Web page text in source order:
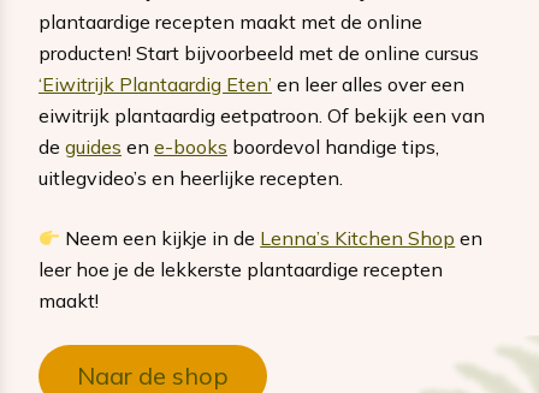
plantaardige recepten maakt met de online
producten! Start bijvoorbeeld met de online cursus
‘Eiwitrijk Plantaardig Eten’ en leer alles over een
eiwitrijk plantaardig eetpatroon. Of bekijk een van
de guides en e-books boordevol handige tips,
uitlegvideo’s en heerlijke recepten.
Neem een kijkje in de Lenna’s Kitchen Shop en
leer hoe je de lekkerste plantaardige recepten
maakt!
Naar de shop